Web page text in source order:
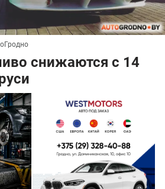
снижаются с 14